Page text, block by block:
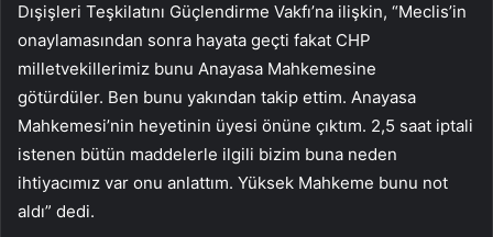
Dışişleri Teşkilatını Güçlendirme Vakfı’na ilişkin, “Meclis’in
onaylamasından sonra hayata geçti fakat CHP
milletvekillerimiz bunu Anayasa Mahkemesine
götürdüler. Ben bunu yakından takip ettim. Anayasa
Mahkemesi’nin heyetinin üyesi önüne çıktım. 2,5 saat iptali
istenen bütün maddelerle ilgili bizim buna neden
ihtiyacımız var onu anlattım. Yüksek Mahkeme bunu not
aldı” dedi.